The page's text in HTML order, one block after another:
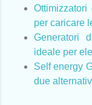
per caricare
Generatori
ideale per
Self energy
due